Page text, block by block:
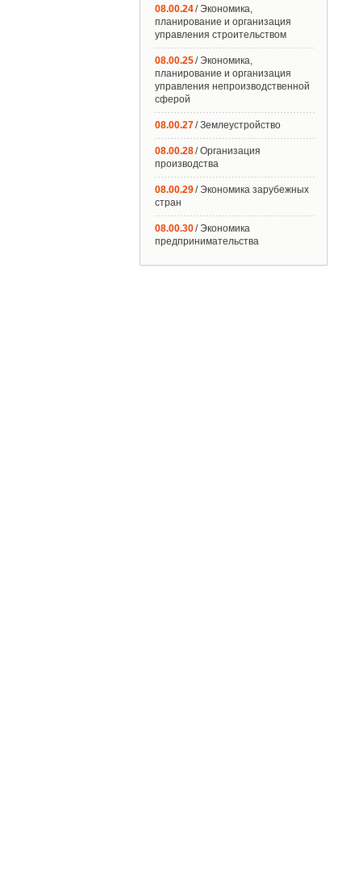
08.00.24/ Экономика,
планирование и организация
управления строительством
08.00.25/ Экономика,
планирование и организация
управления непроизводственной
сферой
08.00.27/ Землеустройство
08.00.28/ Организация
производства
08.00.29/ Экономика зарубежных
стран
08.00.30/ Экономика
предпринимательства